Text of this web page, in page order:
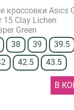
кроссовки Asics
15 Clay Lichen
Green
38 39 39.5
42.5 43.5
В